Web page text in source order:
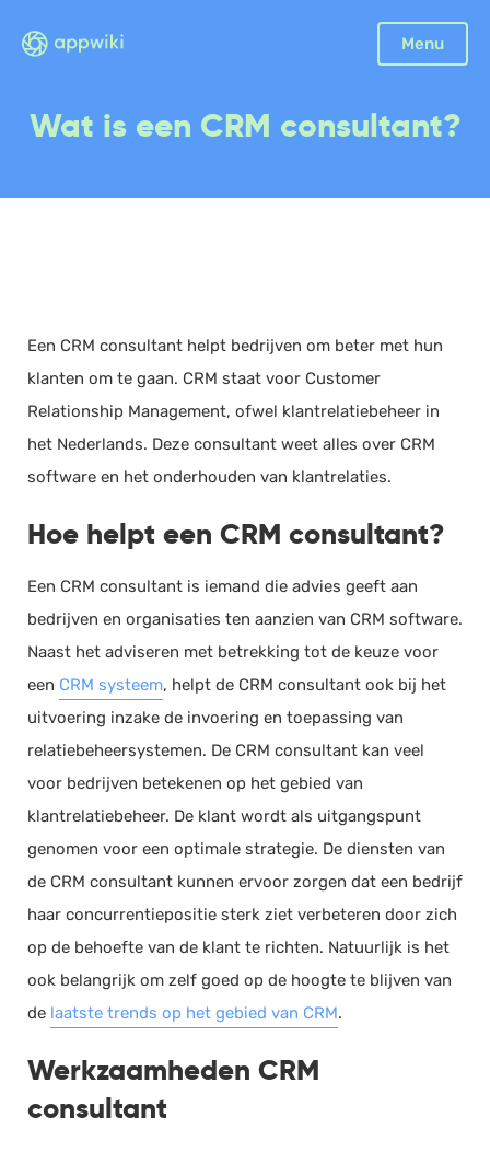
Menu
Sluiten
Facturatie
Scan en herken
CRM
Sales
Urenregistratie
Offerte
Documentmanagement
Workflowmanagement
Planning
Werkbonnen
Rittenregistratie
Webshop
Voorraadbeheer
Rapportage
PSP
Verlof en verzuim
HRM
Salarisadministratie
Marketing automation
Support
Wat is een CRM consultant?
Een CRM consultant helpt bedrijven om beter met hun
klanten om te gaan. CRM staat voor Customer
Relationship Management, ofwel klantrelatiebeheer in
het Nederlands. Deze consultant weet alles over CRM
software en het onderhouden van klantrelaties.
Hoe helpt een CRM consultant?
Een CRM consultant is iemand die advies geeft aan
bedrijven en organisaties ten aanzien van CRM software.
Naast het adviseren met betrekking tot de keuze voor
een CRM systeem, helpt de CRM consultant ook bij het
uitvoering inzake de invoering en toepassing van
relatiebeheersystemen. De CRM consultant kan veel
voor bedrijven betekenen op het gebied van
klantrelatiebeheer. De klant wordt als uitgangspunt
genomen voor een optimale strategie. De diensten van
de CRM consultant kunnen ervoor zorgen dat een bedrijf
haar concurrentiepositie sterk ziet verbeteren door zich
op de behoefte van de klant te richten. Natuurlijk is het
ook belangrijk om zelf goed op de hoogte te blijven van
de laatste trends op het gebied van CRM.
Werkzaamheden CRM
consultant